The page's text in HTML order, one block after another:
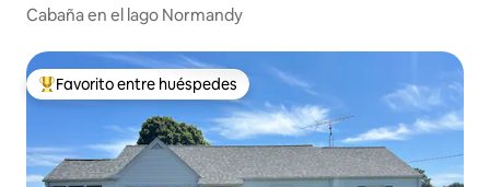
Cabaña en el lago Normandy
Favorito entre huéspedes preferido
Favorito entre huéspedes